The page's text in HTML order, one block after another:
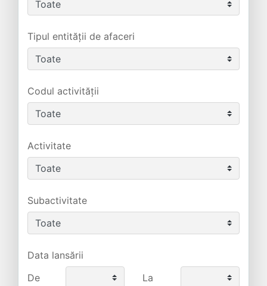
Tipul entității de afaceri
Codul activității
Activitate
Subactivitate
Data lansării
De
La